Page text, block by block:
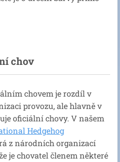
chov
chovem je rozdíl v
provozu, ale hlavně v
oficiální chovy. V našem
Hedgehog
z národních organizací
je chovatel členem některé